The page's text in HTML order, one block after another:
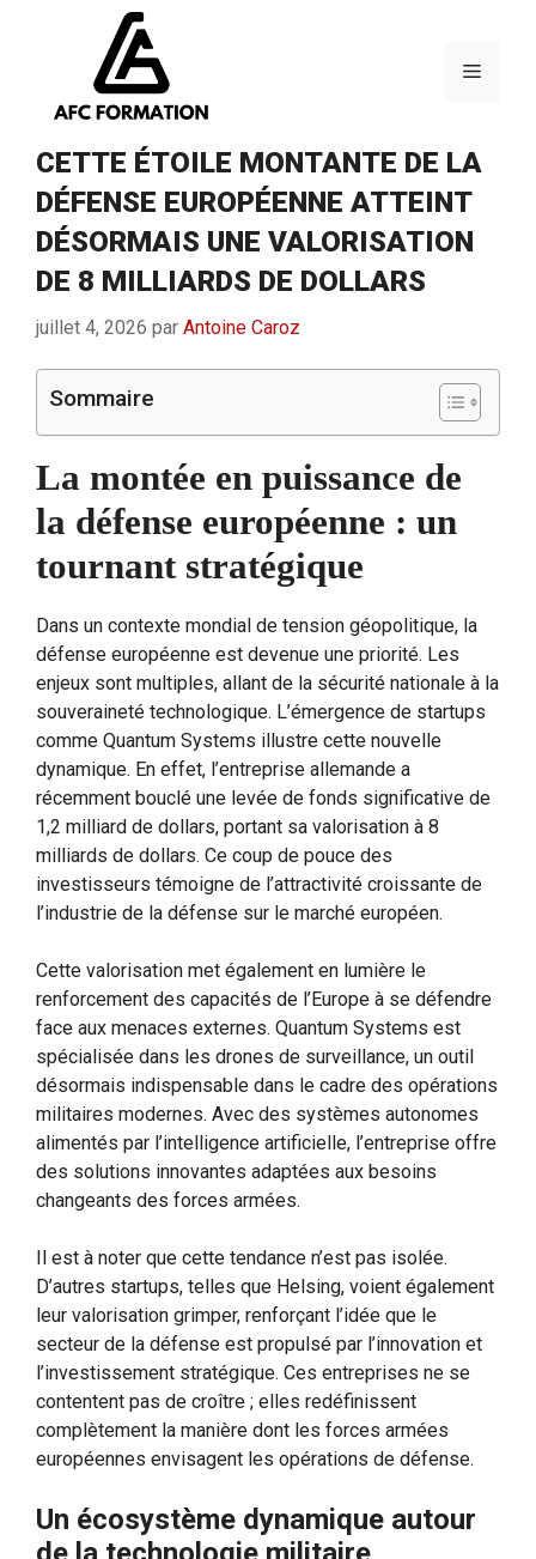
Menu
CETTE ÉTOILE MONTANTE DE LA
DÉFENSE EUROPÉENNE ATTEINT
DÉSORMAIS UNE VALORISATION
DE 8 MILLIARDS DE DOLLARS
juillet 4, 2026 par Antoine Caroz
Sommaire
La montée en puissance de
la défense européenne : un
tournant stratégique
Dans un contexte mondial de tension géopolitique, la
défense européenne est devenue une priorité. Les
enjeux sont multiples, allant de la sécurité nationale à la
souveraineté technologique. L’émergence de startups
comme Quantum Systems illustre cette nouvelle
dynamique. En effet, l’entreprise allemande a
récemment bouclé une levée de fonds significative de
1,2 milliard de dollars, portant sa valorisation à 8
milliards de dollars. Ce coup de pouce des
investisseurs témoigne de l’attractivité croissante de
l’industrie de la défense sur le marché européen.
Cette valorisation met également en lumière le
renforcement des capacités de l’Europe à se défendre
face aux menaces externes. Quantum Systems est
spécialisée dans les drones de surveillance, un outil
désormais indispensable dans le cadre des opérations
militaires modernes. Avec des systèmes autonomes
alimentés par l’intelligence artificielle, l’entreprise offre
des solutions innovantes adaptées aux besoins
changeants des forces armées.
Il est à noter que cette tendance n’est pas isolée.
D’autres startups, telles que Helsing, voient également
leur valorisation grimper, renforçant l’idée que le
secteur de la défense est propulsé par l’innovation et
l’investissement stratégique. Ces entreprises ne se
contentent pas de croître ; elles redéfinissent
complètement la manière dont les forces armées
européennes envisagent les opérations de défense.
Un écosystème dynamique autour